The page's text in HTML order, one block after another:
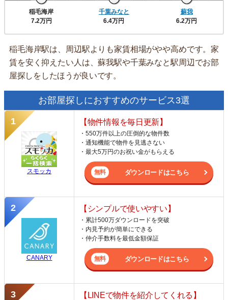
稲毛海岸
7.2万円
千葉みなと
6.4万円
蘇我
6.2万円
稲毛海岸駅は、周辺駅よりも家賃相場がやや高めです。家
賃を安く抑えたい人は、蘇我駅や千葉みなと駅周辺でお部
屋探しをしたほうが良いです。
お部屋探しにおすすめのサービス3選
スモッカ
【物件情報を毎日更新】
・550万件以上の圧倒的な物件数
・通知機能で物件を見逃さない
・最大5万円のお祝い金がもらえる
ダウンロードはこちら
CANARY
【シンプルで使いやすい】
・累計500万ダウンロードを突破
・内見予約が簡単にできる
・仲介手数料を最低金額保証
ダウンロードはこちら
【LINEで物件を紹介してくれる】